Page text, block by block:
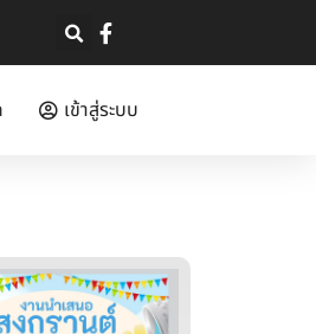
เข้าสู่ระบบ